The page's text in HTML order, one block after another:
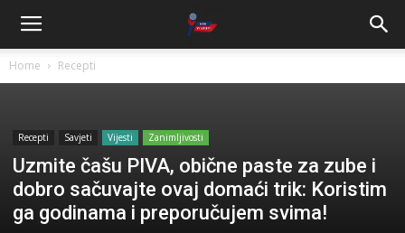
Home Recepti
Recepti Savjeti Vijesti Zanimljivosti
Uzmite čašu PIVA, obične paste za zube i
dobro sačuvajte ovaj domaći trik: Koristim
ga godinama i preporučujem svima!